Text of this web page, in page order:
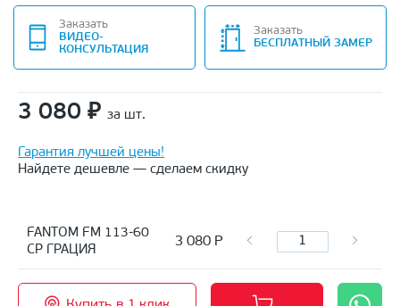
Заказать
ВИДЕО-
КОНСУЛЬТАЦИЯ
Заказать
БЕСПЛАТНЫЙ ЗАМЕР
3 080 ₽ за шт.
Гарантия лучшей цены!
Найдете дешевле — сделаем скидку
FANTOM FM 113-60
CP ГРАЦИЯ
3 080 Р